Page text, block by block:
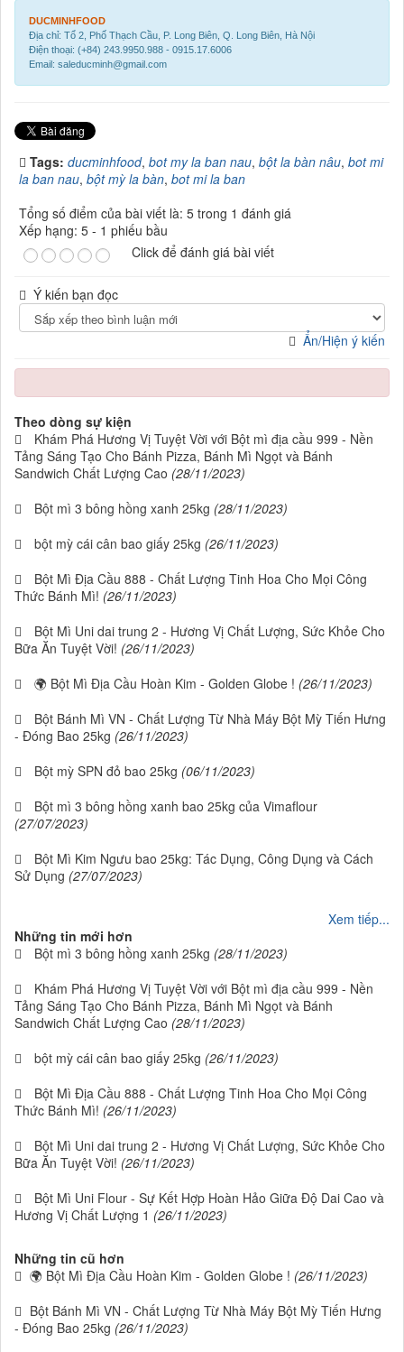
DUCMINHFOOD
Địa chỉ: Tổ 2, Phố Thạch Cầu, P. Long Biên, Q. Long Biên, Hà Nội
Điện thoại: (+84) 243.9950.988 - 0915.17.6006
Email: saleducminh@gmail.com
Tags: ducminhfood, bot my la ban nau, bột la bàn nâu, bot mi
la ban nau, bột mỳ la bàn, bot mi la ban
Tổng số điểm của bài viết là: 5 trong 1 đánh giá
Xếp hạng: 5 - 1 phiếu bầu
Click để đánh giá bài viết
Ý kiến bạn đọc
Ẩn/Hiện ý kiến
Theo dòng sự kiện
Khám Phá Hương Vị Tuyệt Vời với Bột mì địa cầu 999 - Nền
Tảng Sáng Tạo Cho Bánh Pizza, Bánh Mì Ngọt và Bánh
Sandwich Chất Lượng Cao (28/11/2023)
Bột mì 3 bông hồng xanh 25kg (28/11/2023)
bột mỳ cái cân bao giấy 25kg (26/11/2023)
Bột Mì Địa Cầu 888 - Chất Lượng Tinh Hoa Cho Mọi Công
Thức Bánh Mì! (26/11/2023)
Bột Mì Uni dai trung 2 - Hương Vị Chất Lượng, Sức Khỏe Cho
Bữa Ăn Tuyệt Vời! (26/11/2023)
🌍 Bột Mì Địa Cầu Hoàn Kim - Golden Globe ! (26/11/2023)
Bột Bánh Mì VN - Chất Lượng Từ Nhà Máy Bột Mỳ Tiến Hưng
- Đóng Bao 25kg (26/11/2023)
Bột mỳ SPN đỏ bao 25kg (06/11/2023)
Bột mì 3 bông hồng xanh bao 25kg của Vimaflour
(27/07/2023)
Bột Mì Kim Ngưu bao 25kg: Tác Dụng, Công Dụng và Cách
Sử Dụng (27/07/2023)
Xem tiếp...
Những tin mới hơn
Bột mì 3 bông hồng xanh 25kg (28/11/2023)
Khám Phá Hương Vị Tuyệt Vời với Bột mì địa cầu 999 - Nền
Tảng Sáng Tạo Cho Bánh Pizza, Bánh Mì Ngọt và Bánh
Sandwich Chất Lượng Cao (28/11/2023)
bột mỳ cái cân bao giấy 25kg (26/11/2023)
Bột Mì Địa Cầu 888 - Chất Lượng Tinh Hoa Cho Mọi Công
Thức Bánh Mì! (26/11/2023)
Bột Mì Uni dai trung 2 - Hương Vị Chất Lượng, Sức Khỏe Cho
Bữa Ăn Tuyệt Vời! (26/11/2023)
Bột Mì Uni Flour - Sự Kết Hợp Hoàn Hảo Giữa Độ Dai Cao và
Hương Vị Chất Lượng 1 (26/11/2023)
Những tin cũ hơn
🌍 Bột Mì Địa Cầu Hoàn Kim - Golden Globe ! (26/11/2023)
Bột Bánh Mì VN - Chất Lượng Từ Nhà Máy Bột Mỳ Tiến Hưng
- Đóng Bao 25kg (26/11/2023)